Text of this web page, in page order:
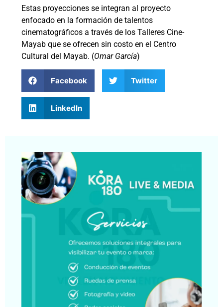
Estas proyecciones se integran al proyecto
enfocado en la formación de talentos
cinematográficos a través de los Talleres Cine-
Mayab que se ofrecen sin costo en el Centro
Cultural del Mayab. (Omar García)
Facebook Twitter
LinkedIn